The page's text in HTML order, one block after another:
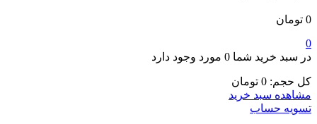
0 تومان
0
در سبد خرید شما 0 مورد وجود دارد
کل حجم: 0 تومان
مشاهده سبد خرید
تسویه حساب